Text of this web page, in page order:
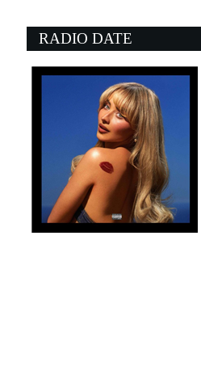
13:56:32
STEREOPHONICS
EMI (UMG)
13:59:27
LA GRACIOSA
QUEVEDO, ELVIS
Quevedo (-)
RADIO DATE